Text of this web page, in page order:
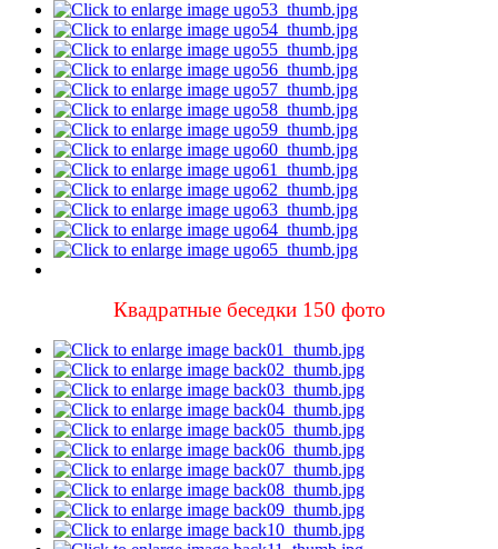
Квадратные беседки 150 фото